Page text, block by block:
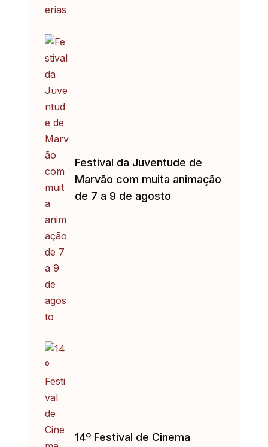
Festival da Juventude de
Marvão com muita animação
de 7 a 9 de agosto
14º Festival de Cinema